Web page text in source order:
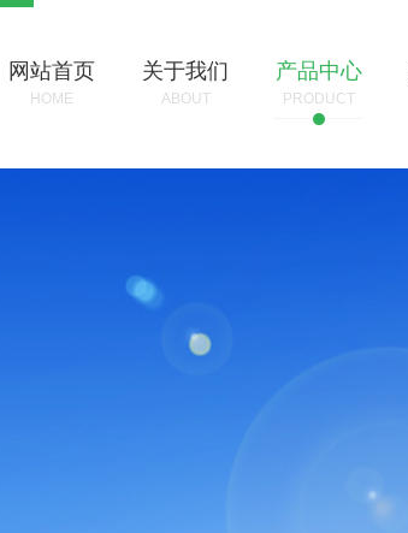
网站首页
HOME
关于我们
ABOUT
产品中心
PRODUCT